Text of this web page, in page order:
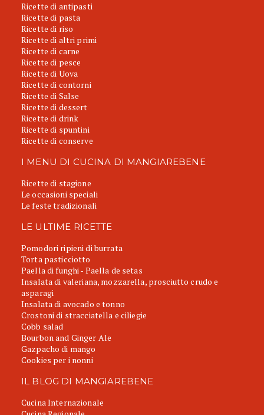
Ricette di antipasti
Ricette di pasta
Ricette di riso
Ricette di altri primi
Ricette di carne
Ricette di pesce
Ricette di Uova
Ricette di contorni
Ricette di Salse
Ricette di dessert
Ricette di drink
Ricette di spuntini
Ricette di conserve
I MENU DI CUCINA DI MANGIAREBENE
Ricette di stagione
Le occasioni speciali
Le feste tradizionali
LE ULTIME RICETTE
Pomodori ripieni di burrata
Torta pasticciotto
Paella di funghi - Paella de setas
Insalata di valeriana, mozzarella, prosciutto crudo e
asparagi
Insalata di avocado e tonno
Crostoni di stracciatella e ciliegie
Cobb salad
Bourbon and Ginger Ale
Gazpacho di mango
Cookies per i nonni
IL BLOG DI MANGIAREBENE
Cucina Internazionale